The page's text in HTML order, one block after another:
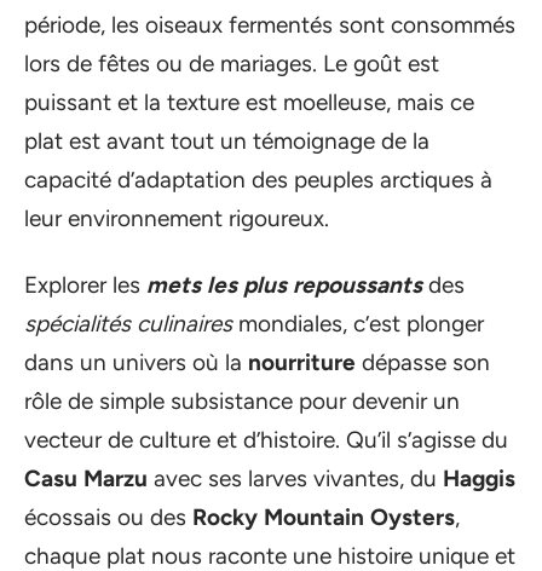
période, les oiseaux fermentés sont consommés
lors de fêtes ou de mariages. Le goût est
puissant et la texture est moelleuse, mais ce
plat est avant tout un témoignage de la
capacité d’adaptation des peuples arctiques à
leur environnement rigoureux.
Explorer les mets les plus repoussantsdes
spécialités culinairesmondiales, c’est plonger
dans un univers où la nourriture dépasse son
rôle de simple subsistance pour devenir un
vecteur de culture et d’histoire. Qu’il s’agisse du
Casu Marzu avec ses larves vivantes, du Haggis
écossais ou des Rocky Mountain Oysters,
chaque plat nous raconte une histoire unique et